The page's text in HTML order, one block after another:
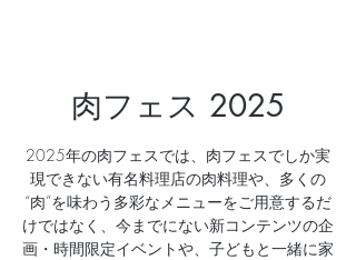
肉フェス 2025
2025年の肉フェスでは、肉フェスでしか実
現できない有名料理店の肉料理や、多くの
“肉”を味わう多彩なメニューをご用意するだ
けではなく、今までにない新コンテンツの企
画・時間限定イベントや、子どもと一緒に家